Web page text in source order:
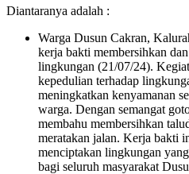
Diantaranya adalah :
Warga Dusun Cakran,
kerja bakti membersihkan
lingkungan (21/07/24).
kepedulian terhadap
meningkatkan kenyamanan
warga. Dengan semangat
membahu membersihkan
meratakan jalan. Kerja bakti
menciptakan lingkungan
bagi seluruh masyarakat